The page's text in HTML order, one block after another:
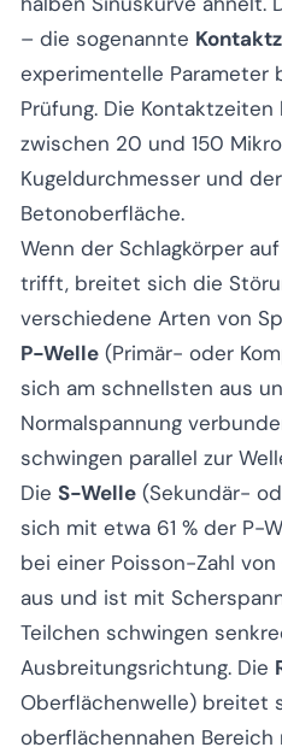
– die sogenannte
experimentelle
Prüfung. Die
zwischen 20 und 150
Kugeldurchmesser und
Betonoberfläche.
Wenn der Schlagkörper
trifft, breitet sich die
verschiedene Arten von
P-Welle (Primär- oder
sich am schnellsten aus
Normalspannung
schwingen parallel zur
Die S-Welle (Sekundär-
sich mit etwa 61 % der P-
bei einer Poisson-Zahl
aus und ist mit
Teilchen schwingen
Ausbreitungsrichtung. Die
Oberflächenwelle) breitet
oberflächennahen